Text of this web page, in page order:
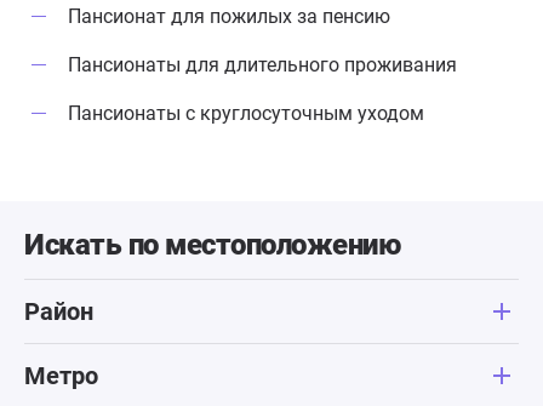
Пансионат для пожилых за пенсию
Пансионаты для длительного проживания
Пансионаты с круглосуточным уходом
Искать по местоположению
Район
Метро